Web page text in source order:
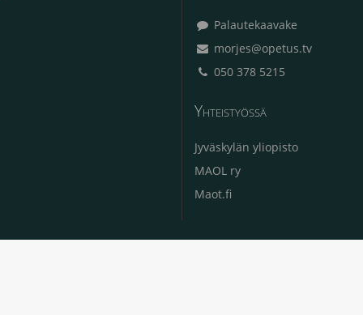
Palautekaavake
morjes@opetus.tv
050 378 5215
Yhteistyössä
Jyväskylän yliopisto
MAOL ry
Maot.fi